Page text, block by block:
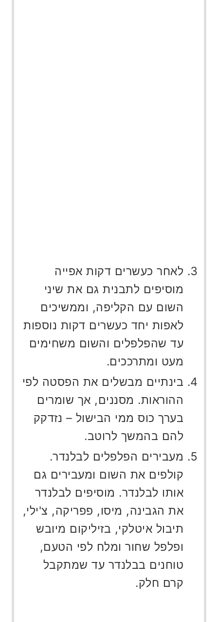
לאחר כעשרים דקות אפייה
מוסיפים לתבנית גם את שיני
השום עם הקליפה, וממשיכים
לאפות יחד כעשרים דקות נוספות
עד שהפלפלים והשום משחימים
מעט ומתרככים.
בינתיים מבשלים את הפסטה לפי
ההוראות. מסננים, אך שומרים
בערך כוס ממי הבישול – נזדקק
להם בהמשך לרוטב.
מעבירים הפלפלים לבלנדר.
קולפים את השום ומעבירים גם
אותו לבלנדר. מוסיפים לבלנדר
את הגבינה, מיסו, פפריקה, צ'ילי,
תיבול איטלקי, בזיליקום מיובש
ופלפל שחור ומלח לפי הטעם,
טוחנים בבלנדר עד שמתקבל
קרם חלק.